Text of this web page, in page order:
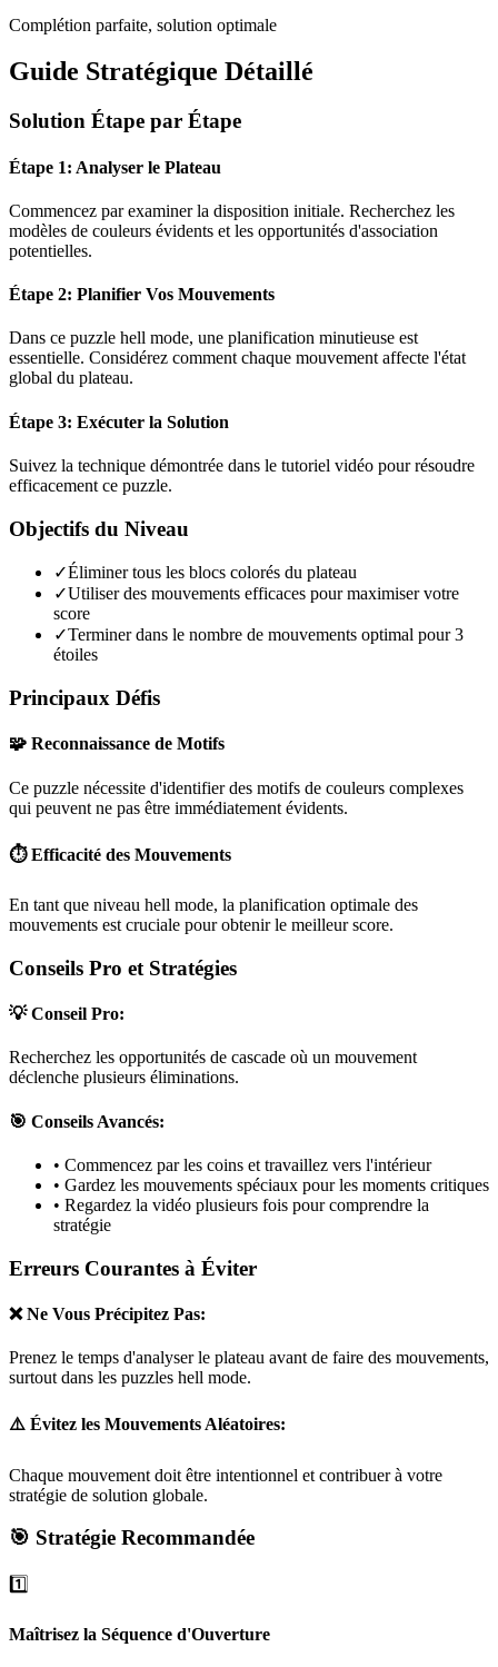
Complétion parfaite, solution optimale
Guide Stratégique Détaillé
Solution Étape par Étape
Étape 1: Analyser le Plateau
Commencez par examiner la disposition initiale. Recherchez les
modèles de couleurs évidents et les opportunités d'association
potentielles.
Étape 2: Planifier Vos Mouvements
Dans ce puzzle hell mode, une planification minutieuse est
essentielle. Considérez comment chaque mouvement affecte l'état
global du plateau.
Étape 3: Exécuter la Solution
Suivez la technique démontrée dans le tutoriel vidéo pour résoudre
efficacement ce puzzle.
Objectifs du Niveau
✓Éliminer tous les blocs colorés du plateau
✓Utiliser des mouvements efficaces pour maximiser votre
score
✓Terminer dans le nombre de mouvements optimal pour 3
étoiles
Principaux Défis
🧩 Reconnaissance de Motifs
Ce puzzle nécessite d'identifier des motifs de couleurs complexes
qui peuvent ne pas être immédiatement évidents.
⏱️ Efficacité des Mouvements
En tant que niveau hell mode, la planification optimale des
mouvements est cruciale pour obtenir le meilleur score.
Conseils Pro et Stratégies
💡 Conseil Pro:
Recherchez les opportunités de cascade où un mouvement
déclenche plusieurs éliminations.
🎯 Conseils Avancés:
• Commencez par les coins et travaillez vers l'intérieur
• Gardez les mouvements spéciaux pour les moments critiques
• Regardez la vidéo plusieurs fois pour comprendre la
stratégie
Erreurs Courantes à Éviter
❌ Ne Vous Précipitez Pas:
Prenez le temps d'analyser le plateau avant de faire des mouvements,
surtout dans les puzzles hell mode.
⚠️ Évitez les Mouvements Aléatoires:
Chaque mouvement doit être intentionnel et contribuer à votre
stratégie de solution globale.
🎯 Stratégie Recommandée
1️⃣
Maîtrisez la Séquence d'Ouverture